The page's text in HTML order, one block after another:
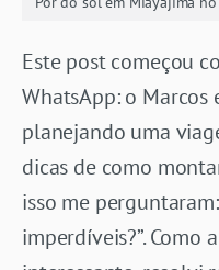
Este post começou
WhatsApp: o Marcos
planejando uma
dicas de como
isso me
imperdíveis?”. Como